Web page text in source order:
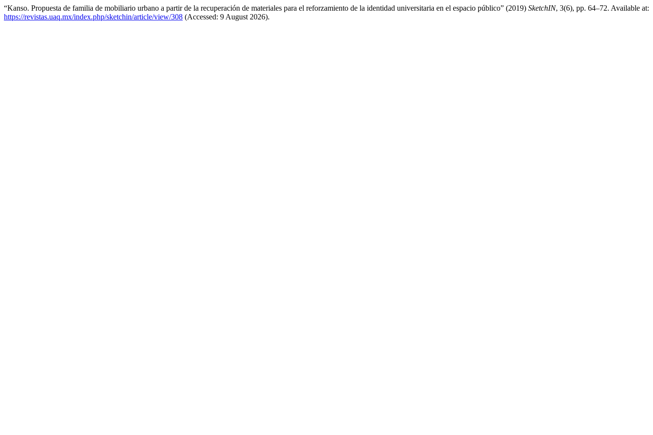
“Kanso. Propuesta de familia de mobiliario urbano a partir de la recuperación de materiales para el reforzamiento de la identidad universitaria en el espacio público” (2019) SketchIN, 3(6), pp. 64–72. Available at:
https://revistas.uaq.mx/index.php/sketchin/article/view/308 (Accessed: 9 August 2026).